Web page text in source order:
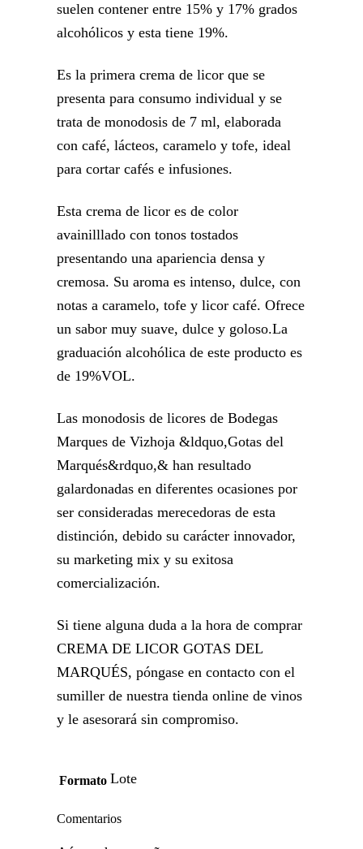
suelen contener entre 15% y 17% grados
alcohólicos y esta tiene 19%.
Es la primera crema de licor que se
presenta para consumo individual y se
trata de monodosis de 7 ml, elaborada
con café, lácteos, caramelo y tofe, ideal
para cortar cafés e infusiones.
Esta crema de licor es de color
avainilllado con tonos tostados
presentando una apariencia densa y
cremosa. Su aroma es intenso, dulce, con
notas a caramelo, tofe y licor café. Ofrece
un sabor muy suave, dulce y goloso.La
graduación alcohólica de este producto es
de 19%VOL.
Las monodosis de licores de Bodegas
Marques de Vizhoja &ldquo,Gotas del
Marqués&rdquo,& han resultado
galardonadas en diferentes ocasiones por
ser consideradas merecedoras de esta
distinción, debido su carácter innovador,
su marketing mix y su exitosa
comercialización.
Si tiene alguna duda a la hora de comprar
CREMA DE LICOR GOTAS DEL
MARQUÉS, póngase en contacto con el
sumiller de nuestra tienda online de vinos
y le asesorará sin compromiso.
Formato Lote
Comentarios